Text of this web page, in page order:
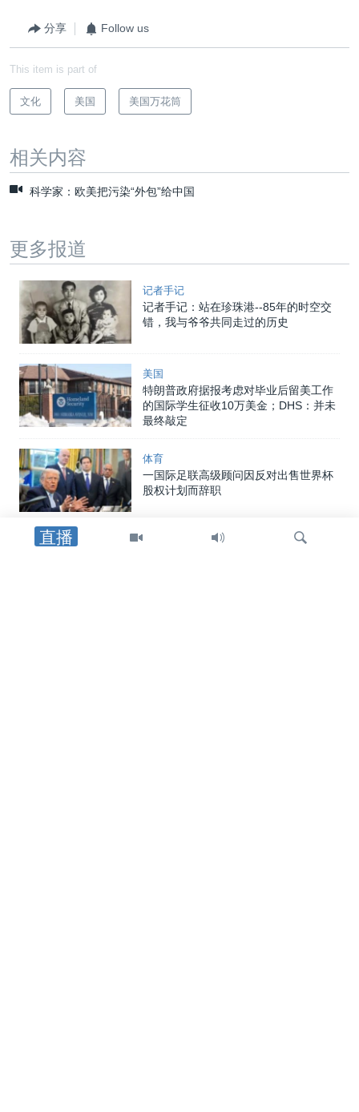
直播
分享 Follow us
This item is part of
文化 美国 美国万花筒
相关内容
科学家：欧美把污染“外包”给中国
更多报道
记者手记
记者手记：站在珍珠港--85年的时空交
错，我与爷爷共同走过的历史
美国
特朗普政府据报考虑对毕业后留美工作
的国际学生征收10万美金；DHS：并未
最终敲定
体育
一国际足联高级顾问因反对出售世界杯
股权计划而辞职